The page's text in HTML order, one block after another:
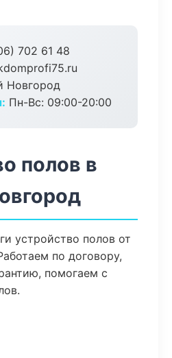
702 61 48
Новгород
Пн-Вс: 09:00-20:00
полов в
устройство полов от
по договору,
помогаем с